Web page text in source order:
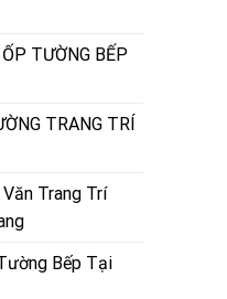
TƯỜNG BẾP
TRANG TRÍ
Trang Trí
Bếp Tại